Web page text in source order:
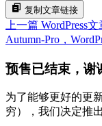
复制文章链接
上一篇 WordPress
Autumn-Pro，
预售已结束，谢
为了能够更好的更
穷），我们决定推出